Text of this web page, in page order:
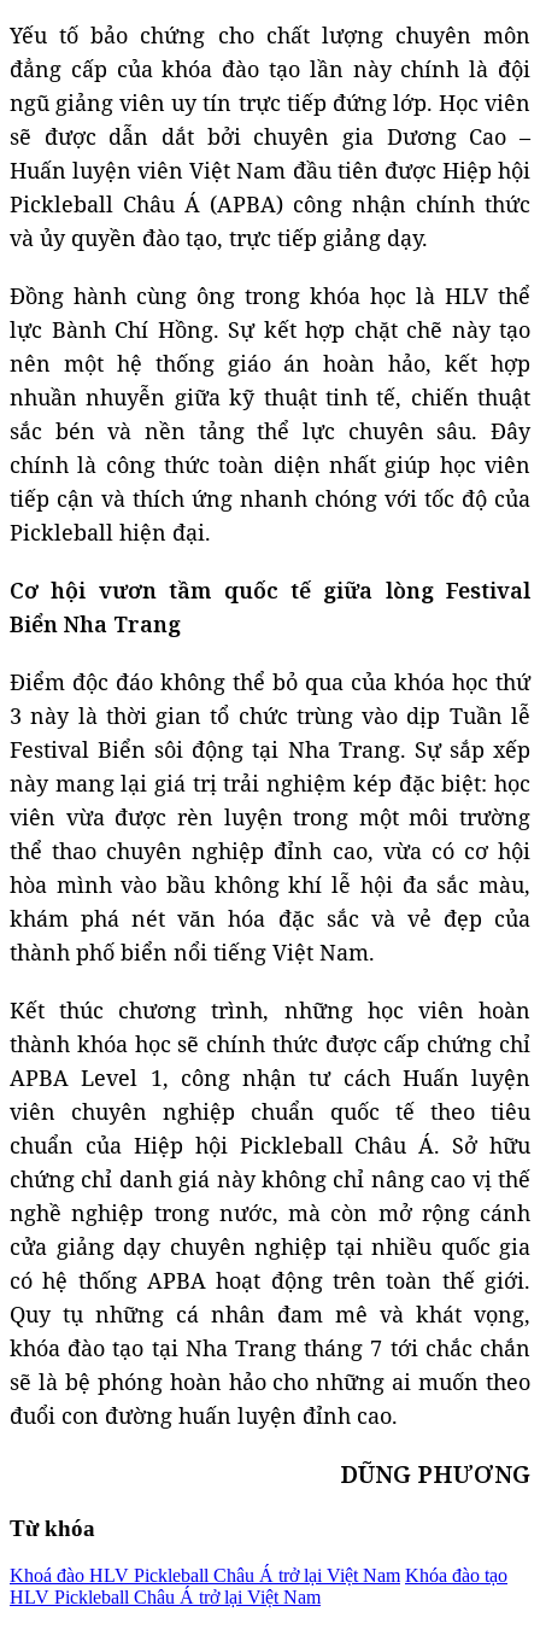
Yếu tố bảo chứng cho chất lượng chuyên môn
đẳng cấp của khóa đào tạo lần này chính là đội
ngũ giảng viên uy tín trực tiếp đứng lớp. Học viên
sẽ được dẫn dắt bởi chuyên gia Dương Cao –
Huấn luyện viên Việt Nam đầu tiên được Hiệp hội
Pickleball Châu Á (APBA) công nhận chính thức
và ủy quyền đào tạo, trực tiếp giảng dạy.
Đồng hành cùng ông trong khóa học là HLV thể
lực Bành Chí Hồng. Sự kết hợp chặt chẽ này tạo
nên một hệ thống giáo án hoàn hảo, kết hợp
nhuần nhuyễn giữa kỹ thuật tinh tế, chiến thuật
sắc bén và nền tảng thể lực chuyên sâu. Đây
chính là công thức toàn diện nhất giúp học viên
tiếp cận và thích ứng nhanh chóng với tốc độ của
Pickleball hiện đại.
Cơ hội vươn tầm quốc tế giữa lòng Festival
Biển Nha Trang
Điểm độc đáo không thể bỏ qua của khóa học thứ
3 này là thời gian tổ chức trùng vào dịp Tuần lễ
Festival Biển sôi động tại Nha Trang. Sự sắp xếp
này mang lại giá trị trải nghiệm kép đặc biệt: học
viên vừa được rèn luyện trong một môi trường
thể thao chuyên nghiệp đỉnh cao, vừa có cơ hội
hòa mình vào bầu không khí lễ hội đa sắc màu,
khám phá nét văn hóa đặc sắc và vẻ đẹp của
thành phố biển nổi tiếng Việt Nam.
Kết thúc chương trình, những học viên hoàn
thành khóa học sẽ chính thức được cấp chứng chỉ
APBA Level 1, công nhận tư cách Huấn luyện
viên chuyên nghiệp chuẩn quốc tế theo tiêu
chuẩn của Hiệp hội Pickleball Châu Á. Sở hữu
chứng chỉ danh giá này không chỉ nâng cao vị thế
nghề nghiệp trong nước, mà còn mở rộng cánh
cửa giảng dạy chuyên nghiệp tại nhiều quốc gia
có hệ thống APBA hoạt động trên toàn thế giới.
Quy tụ những cá nhân đam mê và khát vọng,
khóa đào tạo tại Nha Trang tháng 7 tới chắc chắn
sẽ là bệ phóng hoàn hảo cho những ai muốn theo
đuổi con đường huấn luyện đỉnh cao.
DŨNG PHƯƠNG
Từ khóa
Khoá đào HLV Pickleball Châu Á trở lại Việt Nam Khóa đào tạo
HLV Pickleball Châu Á trở lại Việt Nam